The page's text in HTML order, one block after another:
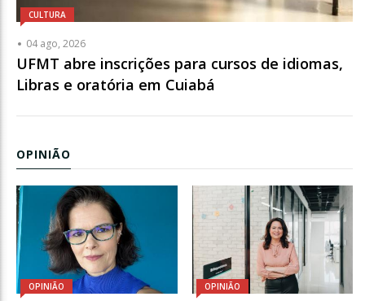
CULTURA
04 ago, 2026
UFMT abre inscrições para cursos de idiomas,
Libras e oratória em Cuiabá
OPINIÃO
OPINIÃO OPINIÃO